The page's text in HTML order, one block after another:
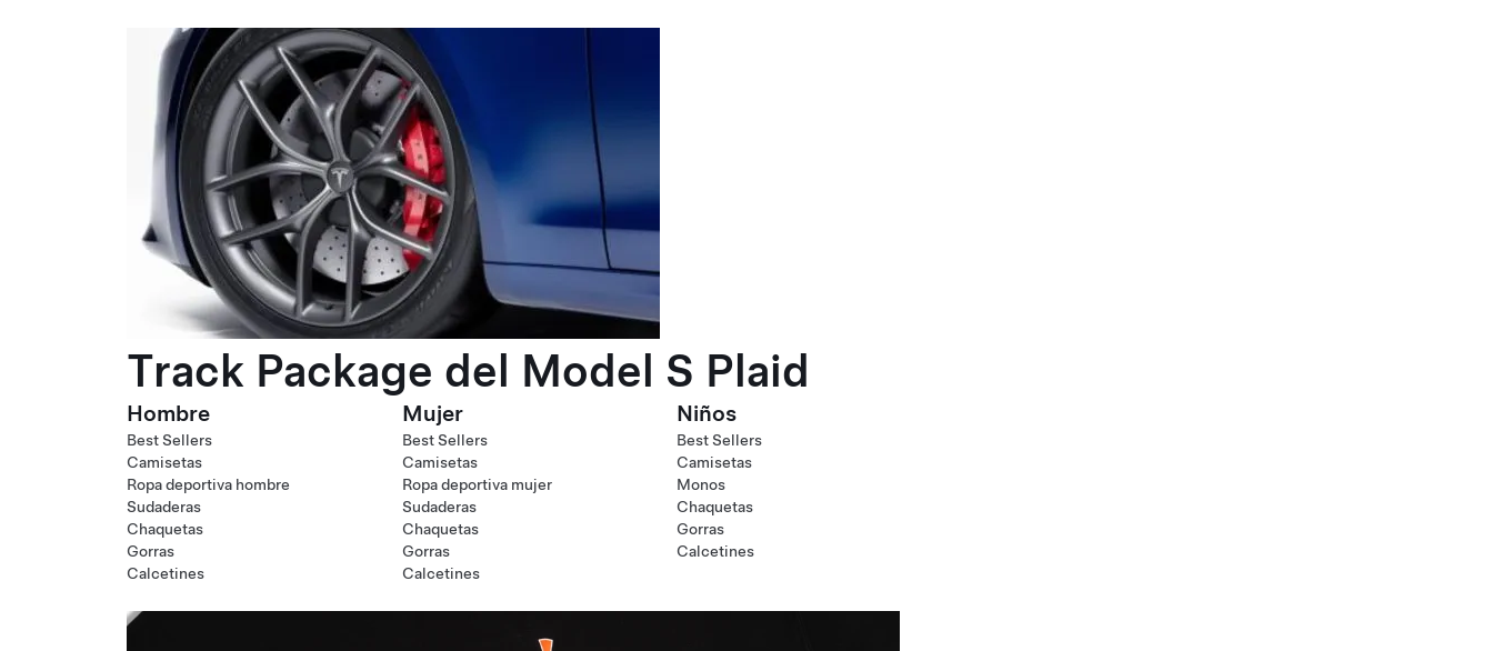
Track Package del Model S Plaid
Hombre
Best Sellers
Camisetas
Ropa deportiva hombre
Sudaderas
Chaquetas
Gorras
Calcetines
Mujer
Best Sellers
Camisetas
Ropa deportiva mujer
Sudaderas
Chaquetas
Gorras
Calcetines
Niños
Best Sellers
Camisetas
Monos
Chaquetas
Gorras
Calcetines